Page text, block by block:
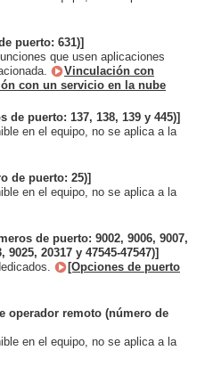
puerto: 631)]
que usen aplicaciones
Vinculación con
con un servicio en la nube
de puerto: 137, 138, 139 y 445)]
en el equipo, no se aplica a la
de puerto: 25)]
en el equipo, no se aplica a la
de puerto: 9002, 9006, 9007,
9025, 20317 y 47545-47547)]
[Opciones de puerto
operador remoto (número de
en el equipo, no se aplica a la